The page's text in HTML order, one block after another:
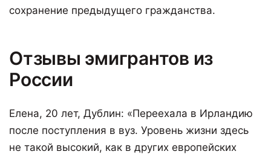
сохранение предыдущего гражданства.
Отзывы эмигрантов из
России
Елена, 20 лет, Дублин: «Переехала в Ирландию
после поступления в вуз. Уровень жизни здесь
не такой высокий, как в других европейских